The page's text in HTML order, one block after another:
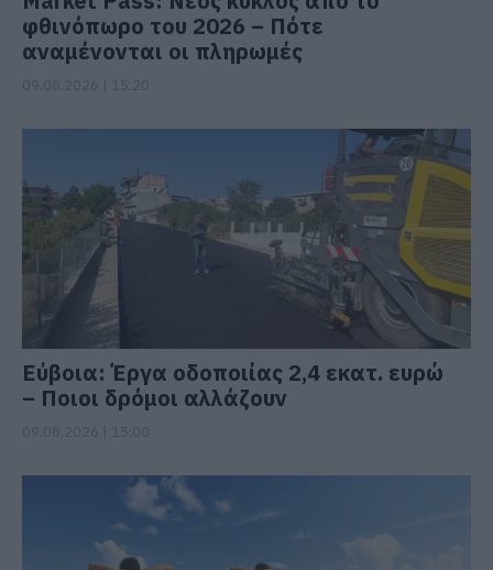
φθινόπωρο του 2026 – Πότε
αναμένονται οι πληρωμές
Εύβοια: Έργα οδοποιίας 2,4 εκατ. ευρώ
– Ποιοι δρόμοι αλλάζουν